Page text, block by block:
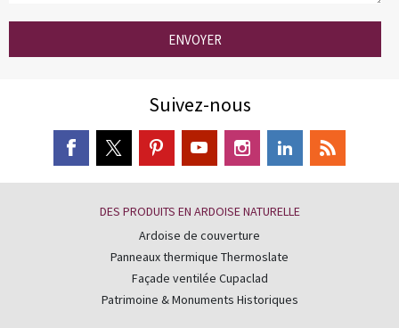
ENVOYER
Suivez-nous
DES PRODUITS EN ARDOISE NATURELLE
Ardoise de couverture
Panneaux thermique Thermoslate
Façade ventilée Cupaclad
Patrimoine & Monuments Historiques